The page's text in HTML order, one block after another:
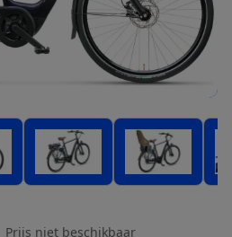
Prijs niet beschikbaar